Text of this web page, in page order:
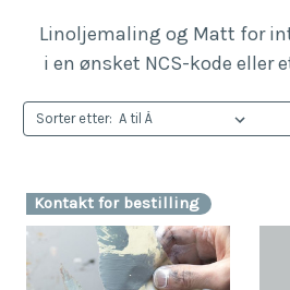
Linoljemaling og Matt for
i en ønsket NCS-kode eller
Sorter etter:
Kontakt for bestilling